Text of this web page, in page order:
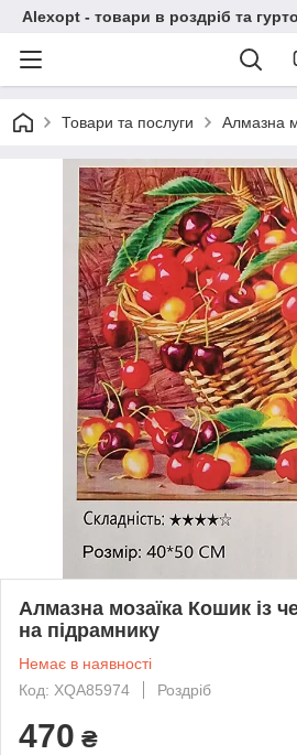
Alexopt - товари в роздріб та
Товари та послуги Алмазна
Алмазна мозаїка Кошик із
на підрамнику
Немає в наявності
Код: XQA85974
Роздріб
470 ₴